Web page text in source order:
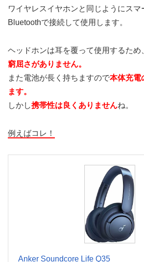
ワイヤレスイヤホンと同じようにスマ
Bluetoothで接続して使用します。
ヘッドホンは耳を覆って使用するため
窮屈さがありません。
また電池が長く持ちますので本体充電
ます。
しかし携帯性は良くありませんね。
例えばコレ！
Anker Soundcore Life Q35